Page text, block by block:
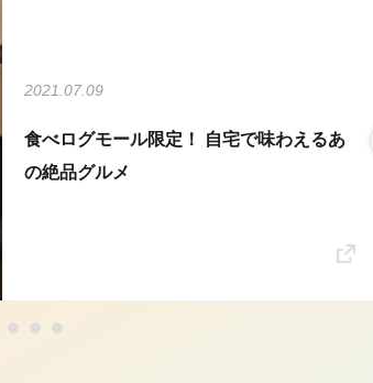
2021.07.09
食べログモール限定！ 自宅で味わえるあ
の絶品グルメ